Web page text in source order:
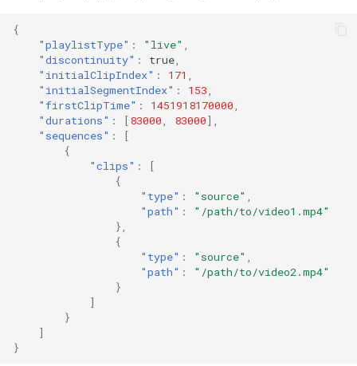
{
"playlistType" : "live"
"discontinuity" : true
"initialClipIndex" : 171
"initialSegmentIndex" : 153
"firstClipTime" : 1451918170000
"durations" : [83000 83000],
"sequences" :
[
{
"clips" :
[
{
"type" : "source"
"path" :
"/path/to/video1.mp4"
},
{
"type" : "source"
"path" :
"/path/to/video2.mp4"
}
]
}
]
}